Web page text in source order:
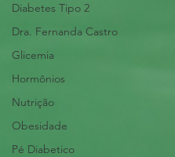
Diabetes Tipo 2
Dra. Fernanda Castro
Glicemia
Hormônios
Nutrição
Obesidade
Pé Diabetico